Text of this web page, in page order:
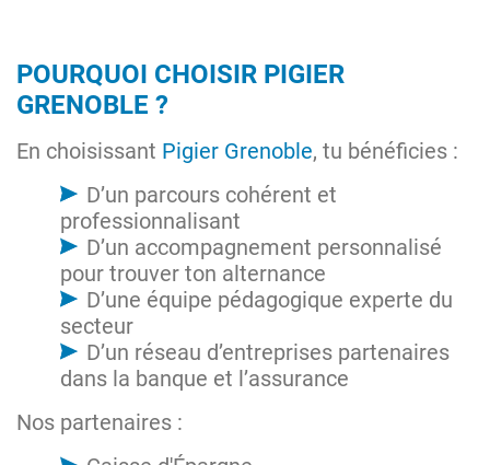
POURQUOI CHOISIR PIGIER
GRENOBLE ?
En choisissant Pigier Grenoble, tu bénéficies :
D’un parcours cohérent et
professionnalisant
D’un accompagnement personnalisé
pour trouver ton alternance
D’une équipe pédagogique experte du
secteur
D’un réseau d’entreprises partenaires
dans la banque et l’assurance
Nos partenaires :